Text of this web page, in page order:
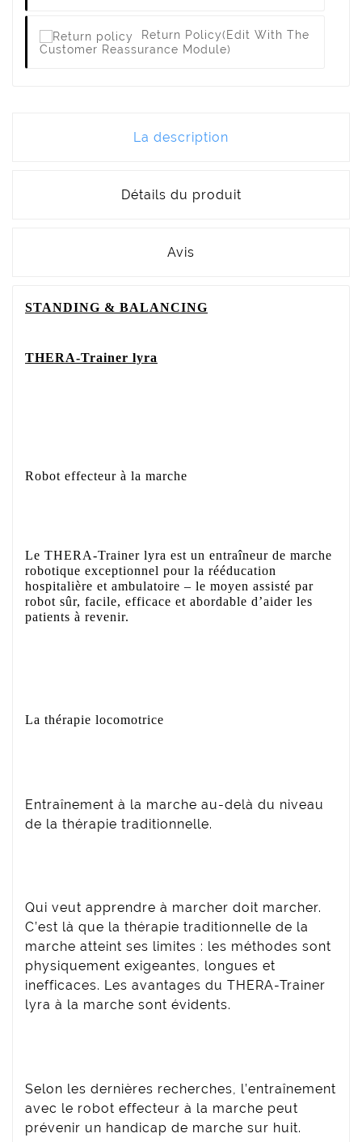
Return Policy(edit With The
Customer Reassurance Module)
La description
Détails du produit
Avis
STANDING & BALANCING
THERA-Trainer lyra
Robot effecteur à la marche
Le THERA-Trainer lyra est un entraîneur de marche
robotique exceptionnel pour la rééducation
hospitalière et ambulatoire – le moyen assisté par
robot sûr, facile, efficace et abordable d’aider les
patients à revenir.
La thérapie locomotrice
Entraînement à la marche au-delà du niveau
de la thérapie traditionnelle.
Qui veut apprendre à marcher doit marcher.
C’est là que la thérapie traditionnelle de la
marche atteint ses limites : les méthodes sont
physiquement exigeantes, longues et
inefficaces. Les avantages du THERA-Trainer
lyra à la marche sont évidents.
Selon les dernières recherches, l’entraînement
avec le robot effecteur à la marche peut
prévenir un handicap de marche sur huit.